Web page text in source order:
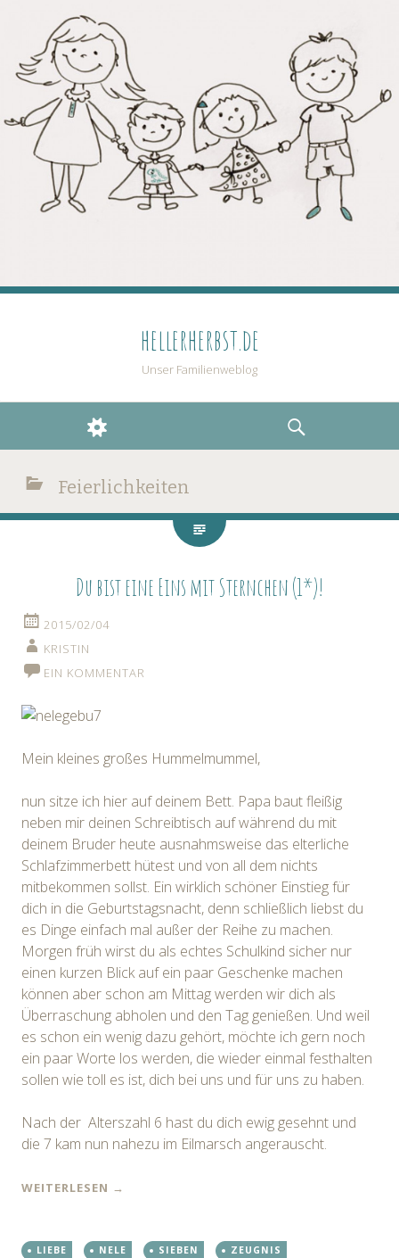
hellerherbst.de
Unser Familienweblog
WIDGETS
Feierlichkeiten
Du bist eine Eins mit Sternchen (1*)!
2015/02/04
KRISTIN
EIN KOMMENTAR
Mein kleines großes Hummelmummel,
nun sitze ich hier auf deinem Bett. Papa baut fleißig
neben mir deinen Schreibtisch auf während du mit
deinem Bruder heute ausnahmsweise das elterliche
Schlafzimmerbett hütest und von all dem nichts
mitbekommen sollst. Ein wirklich schöner Einstieg für
dich in die Geburtstagsnacht, denn schließlich liebst du
es Dinge einfach mal außer der Reihe zu machen.
Morgen früh wirst du als echtes Schulkind sicher nur
einen kurzen Blick auf ein paar Geschenke machen
können aber schon am Mittag werden wir dich als
Überraschung abholen und den Tag genießen. Und weil
es schon ein wenig dazu gehört, möchte ich gern noch
ein paar Worte los werden, die wieder einmal festhalten
sollen wie toll es ist, dich bei uns und für uns zu haben.
Nach der Alterszahl 6 hast du dich ewig gesehnt und
die 7 kam nun nahezu im Eilmarsch angerauscht.
WEITERLESEN →
LIEBE NELE SIEBEN ZEUGNIS